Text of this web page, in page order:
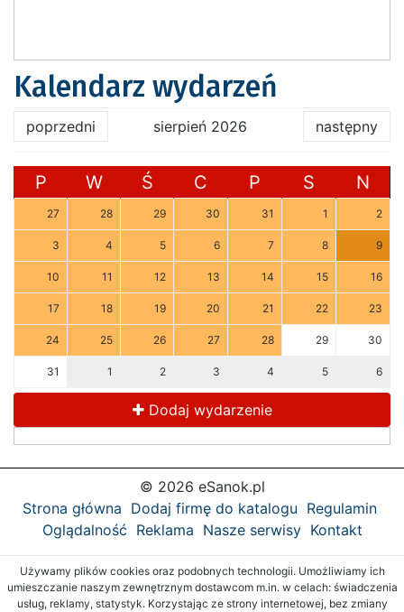
Kalendarz wydarzeń
poprzedni sierpień 2026 następny
P W Ś C P S N
27 28 29 30 31 1 2
3 4 5 6 7 8 9
10 11 12 13 14 15 16
17 18 19 20 21 22 23
24 25 26 27 28 29 30
31 1 2 3 4 5 6
Dodaj wydarzenie
© 2026 eSanok.pl
Strona główna Dodaj firmę do katalogu Regulamin
Oglądalność Reklama Nasze serwisy Kontakt
Używamy plików cookies oraz podobnych technologii. Umożliwiamy ich
umieszczanie naszym zewnętrznym dostawcom m.in. w celach: świadczenia
usług, reklamy, statystyk. Korzystając ze strony internetowej, bez zmiany